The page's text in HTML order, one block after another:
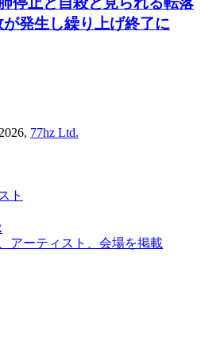
発生し繰り上げ終了に
77hz Ltd.
ト
アーティスト、会場を掲載